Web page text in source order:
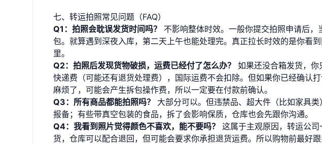
七、转运拍照常见问题（FAQ）
Q1：拍照会耽误发货时间吗？
不影响整体时效。一般你提交拍照申请后
包。就算遇到深夜入库，第二天上午也能处理完。真正拉长时效的是你看
里。
Q2：拍照后发现货物破损，运费已经付了怎么办？
如果还没合箱发货，
快递费（可能还有退货处理费），国际运费不会扣除。但如果你已经确认
麻烦了，可能会产生拆包操作费，所以一定要在付款前确认。
Q3：所有商品都能拍照吗？
大部分可以。但违禁品、超大件（比如家具
报备；有些带真空包装的食品，拆了会影响保质，仓库也会先跟你沟通。
Q4：我看到照片觉得颜色不喜欢，能不要吗？
这属于主观原因，转运公
货，仓库可以配合退回，但可能会要求你承担退货运费。所以购物前最好跟